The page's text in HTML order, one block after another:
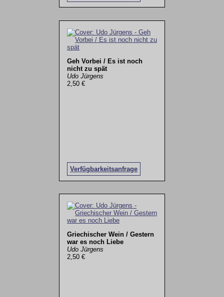
Geh Vorbei / Es ist noch
nicht zu spät
Udo Jürgens
2,50 €
Verfügbarkeitsanfrage
Griechischer Wein / Gestern
war es noch Liebe
Udo Jürgens
2,50 €